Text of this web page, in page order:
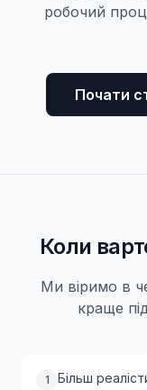
робочий
Почати
Коли
Ми віримо в
краще
1 Більш